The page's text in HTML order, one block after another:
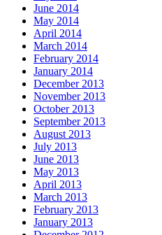
June 2014
May 2014
April 2014
March 2014
February 2014
January 2014
December 2013
November 2013
October 2013
September 2013
August 2013
July 2013
June 2013
May 2013
April 2013
March 2013
February 2013
January 2013